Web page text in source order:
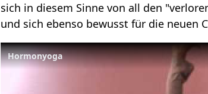
sich in diesem Sinne von all den
und sich ebenso bewusst für die neuen
Hormonyoga